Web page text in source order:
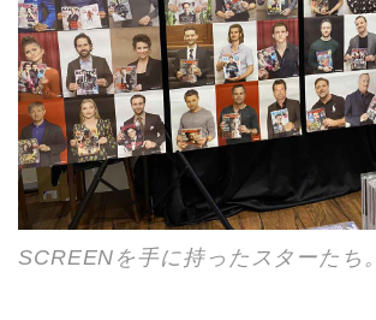
SCREENを手に持ったスターたち。